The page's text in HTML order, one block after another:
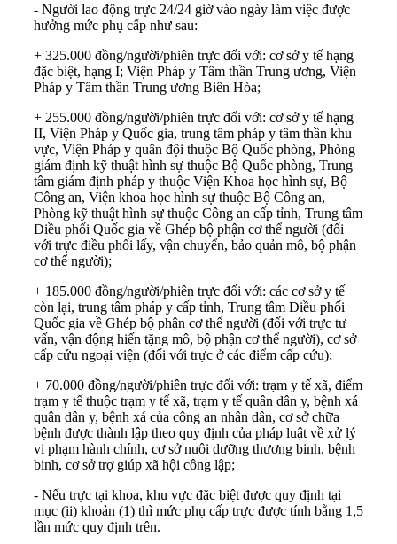
- Người lao động trực 24/24 giờ vào ngày làm việc được
hưởng mức phụ cấp như sau:
+ 325.000 đồng/người/phiên trực đối với: cơ sở y tế hạng
đặc biệt, hạng I; Viện Pháp y Tâm thần Trung ương, Viện
Pháp y Tâm thần Trung ương Biên Hòa;
+ 255.000 đồng/người/phiên trực đối với: cơ sở y tế hạng
II, Viện Pháp y Quốc gia, trung tâm pháp y tâm thần khu
vực, Viện Pháp y quân đội thuộc Bộ Quốc phòng, Phòng
giám định kỹ thuật hình sự thuộc Bộ Quốc phòng, Trung
tâm giám định pháp y thuộc Viện Khoa học hình sự, Bộ
Công an, Viện khoa học hình sự thuộc Bộ Công an,
Phòng kỹ thuật hình sự thuộc Công an cấp tỉnh, Trung tâm
Điều phối Quốc gia về Ghép bộ phận cơ thể người (đối
với trực điều phối lấy, vận chuyển, bảo quản mô, bộ phận
cơ thể người);
+ 185.000 đồng/người/phiên trực đối với: các cơ sở y tế
còn lại, trung tâm pháp y cấp tỉnh, Trung tâm Điều phối
Quốc gia về Ghép bộ phận cơ thể người (đối với trực tư
vấn, vận động hiến tặng mô, bộ phận cơ thể người), cơ sở
cấp cứu ngoại viện (đối với trực ở các điểm cấp cứu);
+ 70.000 đồng/người/phiên trực đối với: trạm y tế xã, điểm
trạm y tế thuộc trạm y tế xã, trạm y tế quân dân y, bệnh xá
quân dân y, bệnh xá của công an nhân dân, cơ sở chữa
bệnh được thành lập theo quy định của pháp luật về xử lý
vi phạm hành chính, cơ sở nuôi dưỡng thương binh, bệnh
binh, cơ sở trợ giúp xã hội công lập;
- Nếu trực tại khoa, khu vực đặc biệt được quy định tại
mục (ii) khoản (1) thì mức phụ cấp trực được tính bằng 1,5
lần mức quy định trên.